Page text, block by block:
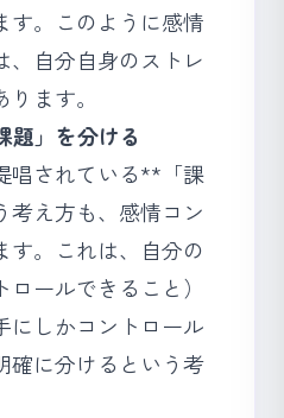
す。このように感情
、自分自身のストレ
ます。
題」を分ける
唱されている**「課
え方も、感情コン
す。これは、自分の
ールできること）
にしかコントロール
確に分けるという考